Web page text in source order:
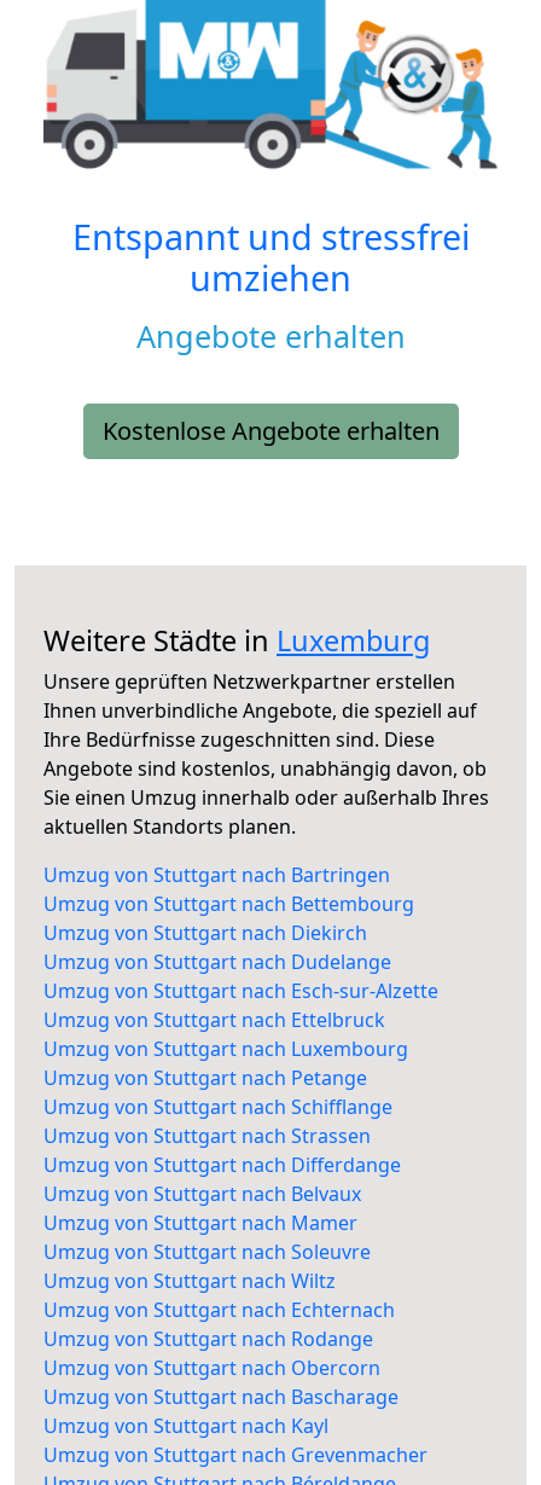
Entspannt und stressfrei
umziehen
Angebote erhalten
Kostenlose Angebote erhalten
Weitere Städte in Luxemburg
Unsere geprüften Netzwerkpartner erstellen
Ihnen unverbindliche Angebote, die speziell auf
Ihre Bedürfnisse zugeschnitten sind. Diese
Angebote sind kostenlos, unabhängig davon, ob
Sie einen Umzug innerhalb oder außerhalb Ihres
aktuellen Standorts planen.
Umzug von Stuttgart nach Bartringen
Umzug von Stuttgart nach Bettembourg
Umzug von Stuttgart nach Diekirch
Umzug von Stuttgart nach Dudelange
Umzug von Stuttgart nach Esch-sur-Alzette
Umzug von Stuttgart nach Ettelbruck
Umzug von Stuttgart nach Luxembourg
Umzug von Stuttgart nach Petange
Umzug von Stuttgart nach Schifflange
Umzug von Stuttgart nach Strassen
Umzug von Stuttgart nach Differdange
Umzug von Stuttgart nach Belvaux
Umzug von Stuttgart nach Mamer
Umzug von Stuttgart nach Soleuvre
Umzug von Stuttgart nach Wiltz
Umzug von Stuttgart nach Echternach
Umzug von Stuttgart nach Rodange
Umzug von Stuttgart nach Obercorn
Umzug von Stuttgart nach Bascharage
Umzug von Stuttgart nach Kayl
Umzug von Stuttgart nach Grevenmacher